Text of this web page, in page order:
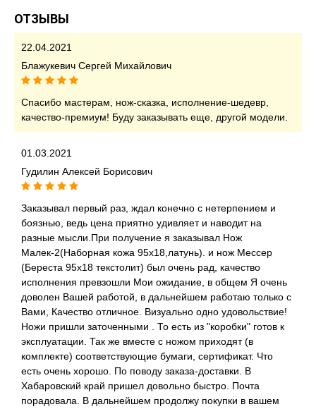
ОТЗЫВЫ
22.04.2021
Блажукевич Сергей Михайлович
Спасибо мастерам, нож-сказка, исполнение-шедевр,
качество-премиум! Буду заказывать еще, другой модели.
01.03.2021
Гудилин Алексей Борисович
Заказывал первый раз, ждал конечно с нетерпением и
боязнью, ведь цена приятно удивляет и наводит на
разные мысли.При получение я заказывал Нож
Малек-2(Наборная кожа 95х18,латунь). и нож Мессер
(Береста 95х18 текстолит) был очень рад, качество
исполнения превзошли Мои ожидание, в общем Я очень
доволен Вашей работой, в дальнейшем работаю только с
Вами, Качество отличное. Визуально одно удовольствие!
Ножи пришли заточенными . То есть из "коробки" готов к
эксплуатации. Так же вместе с ножом приходят (в
комплекте) соответствующие бумаги, сертификат. Что
есть очень хорошо. По поводу заказа-доставки. В
Хабаровский край пришел довольно быстро. Почта
порадовала. В дальнейшем продолжу покупки в вашем